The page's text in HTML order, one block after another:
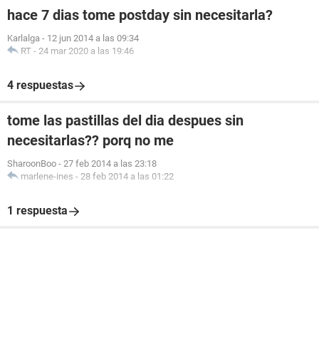
hace 7 dias tome postday sin necesitarla?
Karlalga - 12 jun 2014 a las 09:34
RT - 24 mar 2020 a las 19:46
4 respuestas
tome las pastillas del dia despues sin
necesitarlas?? porq no me
SharoonBoo - 27 feb 2014 a las 23:18
marlene-ines - 28 feb 2014 a las 01:22
1 respuesta